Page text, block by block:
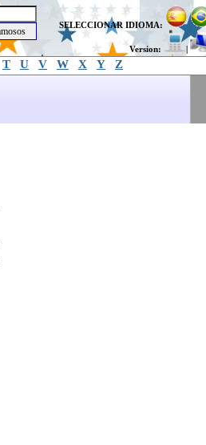
SELECCIONAR IDIOMA:
Version: |
T U V W X Y Z